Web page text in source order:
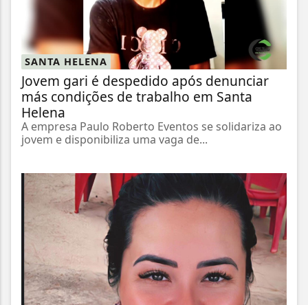
SANTA HELENA
Jovem gari é despedido após denunciar
más condições de trabalho em Santa
Helena
A empresa Paulo Roberto Eventos se solidariza ao
jovem e disponibiliza uma vaga de...